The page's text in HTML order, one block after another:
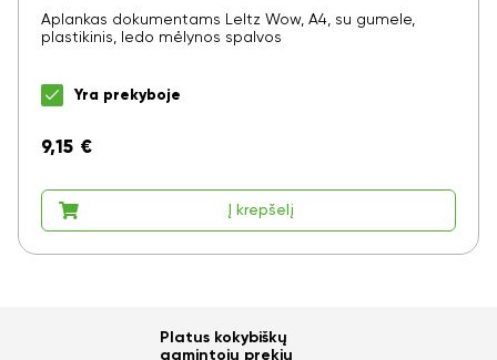
Aplankas dokumentams LeItz Wow, A4, su gumele,
plastikinis, ledo mėlynos spalvos
Yra prekyboje
9,15 €
Į krepšelį
Platus kokybiškų
gamintojų prekių